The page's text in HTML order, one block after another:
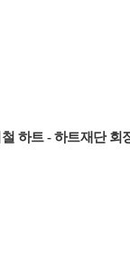
하트 - 하트재단 회